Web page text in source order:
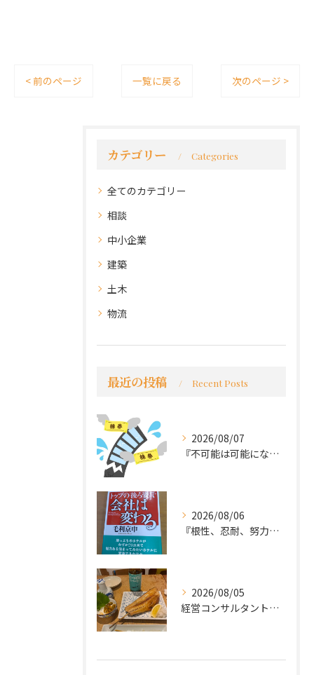
< 前のページ 一覧に戻る 次のページ >
カテゴリー Categories
全てのカテゴリー
相談
中小企業
建築
土木
物流
最近の投稿 Recent Posts
2026/08/07
『不可能は可能になる』
2026/08/06
『根性、忍耐、努力という言葉は死語なのか』
2026/08/05
経営コンサルタントのモーちゃん・毛利京申です。